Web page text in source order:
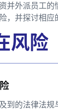
并外派员工
，并探讨相应
风险
到的法律法规